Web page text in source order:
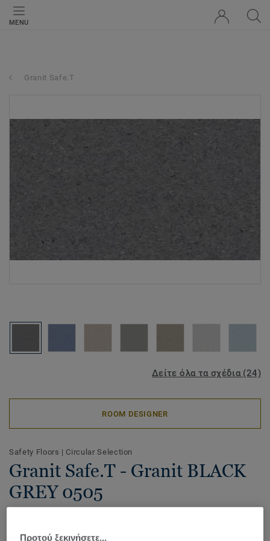
MENU
Granit Safe.T
Δείτε όλα τα σχέδια (24)
ROOM DESIGNER
Safety Floors | Circular Selection
Granit Safe.T - Granit BLACK
GREY 0505
wet areas where safety is of utmost importance. It
Προτού ξεκινήσετε...